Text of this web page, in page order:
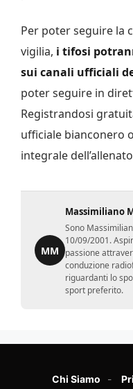
Per poter seguire la
vigilia, i tifosi
sui canali ufficiali
poter seguire in
Registrandosi
ufficiale bianconero
integrale
MM
Massimiliano
Sono
10/09/2001.
passione
conduzione
riguardanti lo
sport preferito.
Chi Siamo